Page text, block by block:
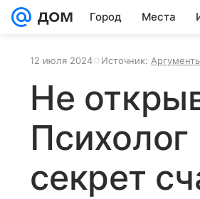
Город Места
12 июля 2024 Источник:
Не
секрет